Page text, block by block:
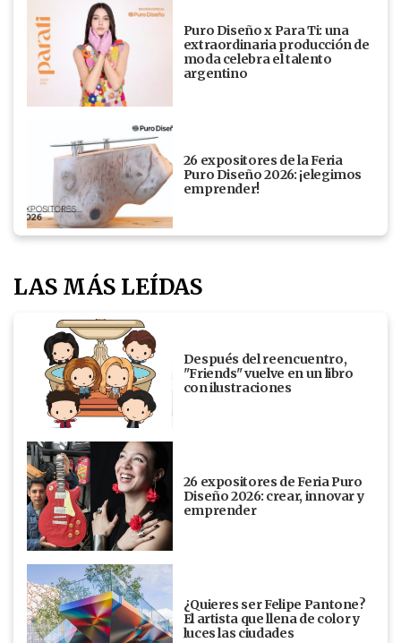
Puro Diseño x Para Ti: una
extraordinaria producción de
moda celebra el talento
argentino
26 expositores de la Feria
Puro Diseño 2026: ¡elegimos
emprender!
LAS MÁS LEÍDAS
Después del reencuentro,
"Friends" vuelve en un libro
con ilustraciones
26 expositores de Feria Puro
Diseño 2026: crear, innovar y
emprender
¿Quieres ser Felipe Pantone?
El artista que llena de color y
luces las ciudades